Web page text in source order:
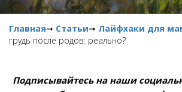
Главная➞ Статьи➞ Лайфхаки для
грудь после родов: реально?
Подписывайтесь на наши